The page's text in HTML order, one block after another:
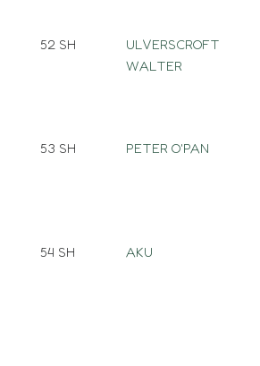
52 SH
ULVERSCROFT
WALTER
53 SH PETER O'PAN
54 SH AKU